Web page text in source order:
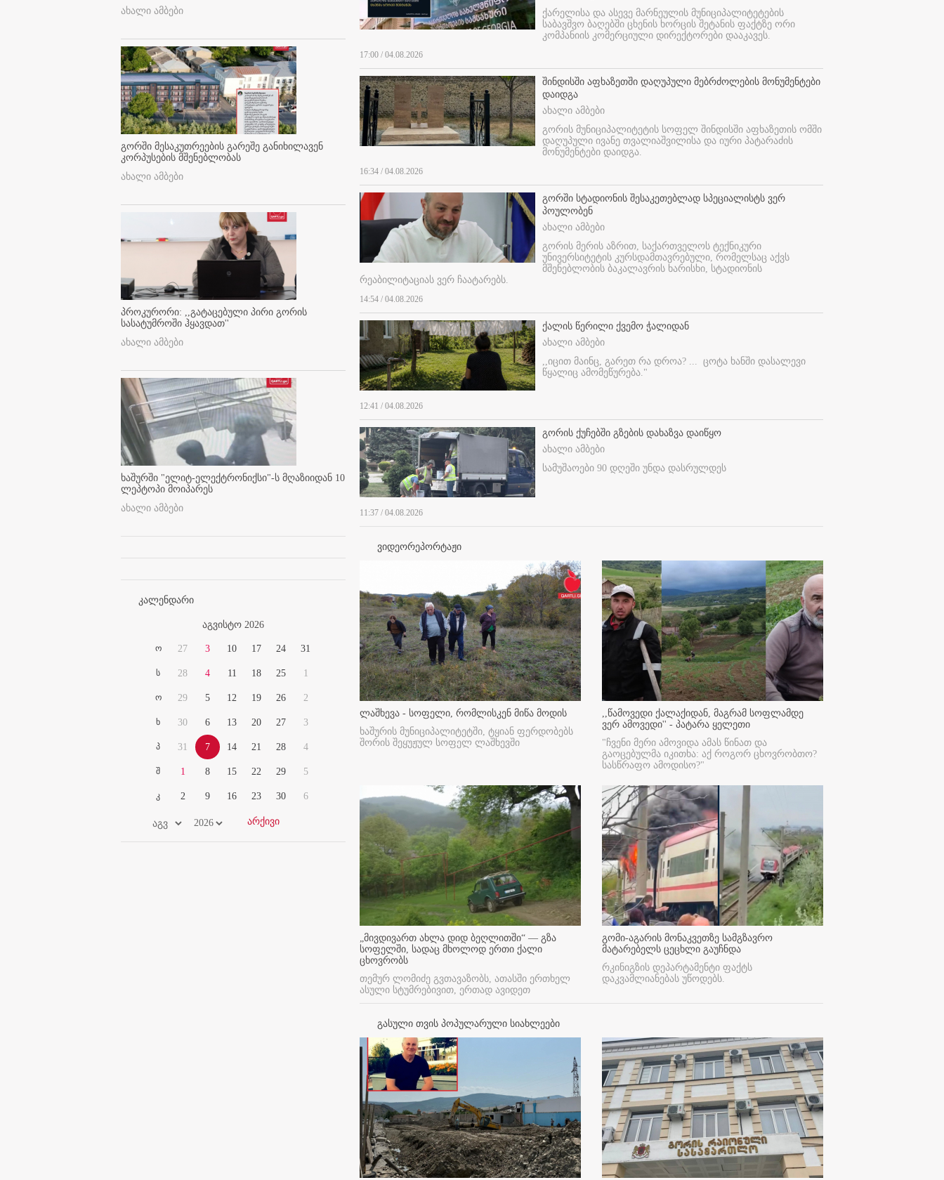
ახალი ამბები
გორში მესაკუთრეების გარეშე განიხილავენ
კორპუსების მშენებლობას
ახალი ამბები
პროკურორი: ,,გატაცებული პირი გორის
სასატუმროში ჰყავდათ''
ახალი ამბები
ხაშურში "ელიტ-ელექტრონიქსი"-ს მღაზიიდან 10
ლეპტოპი მოიპარეს
ახალი ამბები
კალენდარი
აგვისტო 2026
ო
ს
ო
ხ
პ
შ
კ
27
28
29
30
31
1
2
3
4
5
6
7
8
9
10
11
12
13
14
15
16
17
18
19
20
21
22
23
24
25
26
27
28
29
30
31
1
2
3
4
5
6
ქარელისა და ასევე მარნეულის მუნიციპალიტეტების
საბავშვო ბაღებში ცხენის ხორცის შეტანის ფაქტზე ორი
კომპანიის კომერციული დირექტორები დააკავეს.
17:00 / 04.08.2026
შინდისში აფხაზეთში დაღუპული მებრძოლების მონუმენტები
დაიდგა
ახალი ამბები
გორის მუნიციპალიტეტის სოფელ შინდისში აფხაზეთის ომში
დაღუპული ივანე თვალიაშვილისა და იური პატარაძის
მონუმენტები დაიდგა.
16:34 / 04.08.2026
გორში სტადიონის შესაკეთებლად სპეციალისტს ვერ
პოულობენ
ახალი ამბები
გორის მერის აზრით, საქართველოს ტექნიკური
უნივერსიტეტის კურსდამთავრებული, რომელსაც აქვს
მშენებლობის ბაკალავრის ხარისხი, სტადიონის
რეაბილიტაციას ვერ ჩაატარებს.
14:54 / 04.08.2026
ქალის წერილი ქვემო ჭალიდან
ახალი ამბები
,,იცით მაინც, გარეთ რა დროა? ... ცოტა ხანში დასალევი
წყალიც ამომეწურება."
12:41 / 04.08.2026
გორის ქუჩებში გზების დახაზვა დაიწყო
ახალი ამბები
სამუშაოები 90 დღეში უნდა დასრულდეს
11:37 / 04.08.2026
ვიდეორეპორტაჟი
ლაშხევა - სოფელი, რომლისკენ მიწა მოდის
ხაშურის მუნიციპალიტეტში, ტყიან ფერდობებს
შორის შეყუჟულ სოფელ ლაშხევში
,,წამოვედი ქალაქიდან, მაგრამ სოფლამდე
ვერ ამოვედი'' - პატარა ყელეთი
"ჩვენი მერი ამოვიდა ამას წინათ და
გაოცებულმა იკითხა: აქ როგორ ცხოვრობთო?
სასწრაფო ამოდისო?"
„მივდივართ ახლა დიდ ბეღლითში“ — გზა
სოფელში, სადაც მხოლოდ ერთი ქალი
ცხოვრობს
თემურ ლომიძე გვთავაზობს, ათასში ერთხელ
ასული სტუმრებივით, ერთად ავიდეთ
გომი-აგარის მონაკვეთზე სამგზავრო
მატარებელს ცეცხლი გაუჩნდა
რკინიგზის დეპარტამენტი ფაქტს
დაკვამლიანებას უწოდებს.
გასული თვის პოპულარული სიახლეები